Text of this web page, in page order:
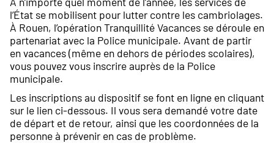
l’État se mobilisent pour lutter contre les cambriolages.
À Rouen, l’opération Tranquillité Vacances se déroule en
partenariat avec la Police municipale. Avant de partir
en vacances (même en dehors de périodes scolaires),
vous pouvez vous inscrire auprès de la Police
municipale.
Les inscriptions au dispositif se font en ligne en cliquant
sur le lien ci-dessous. Il vous sera demandé votre date
de départ et de retour, ainsi que les coordonnées de la
personne à prévenir en cas de problème.